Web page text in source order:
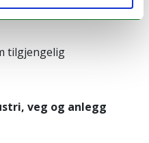
/ bedrift : Innledning
tilgjengelig
veg og anlegg